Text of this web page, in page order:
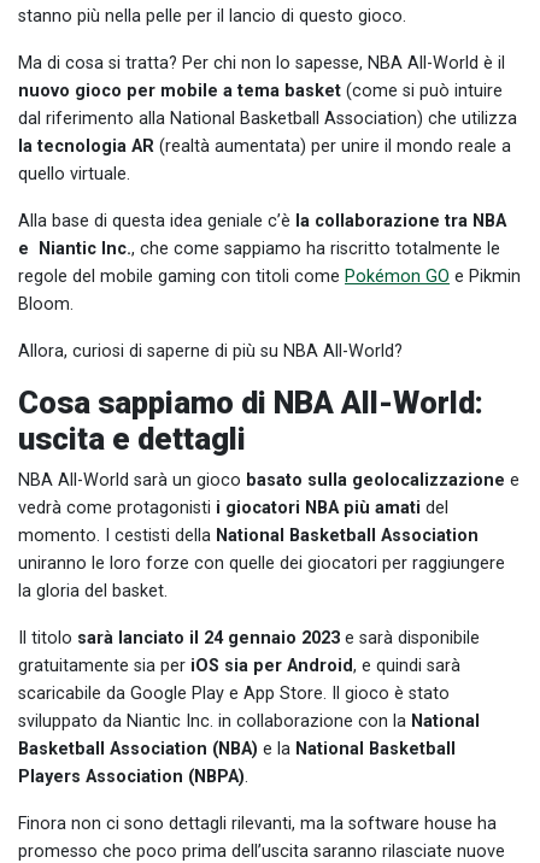
stanno più nella pelle per il lancio di questo gioco.
Ma di cosa si tratta? Per chi non lo sapesse, NBA All-World è il
nuovo gioco per mobile a tema basket (come si può intuire
dal riferimento alla National Basketball Association) che utilizza
la tecnologia AR (realtà aumentata) per unire il mondo reale a
quello virtuale.
Alla base di questa idea geniale c’è la collaborazione tra NBA
e Niantic Inc., che come sappiamo ha riscritto totalmente le
regole del mobile gaming con titoli come Pokémon GO e Pikmin
Bloom.
Allora, curiosi di saperne di più su NBA All-World?
Cosa sappiamo di NBA All-World:
uscita e dettagli
NBA All-World sarà un gioco basato sulla geolocalizzazione e
vedrà come protagonisti i giocatori NBA più amati del
momento. I cestisti della National Basketball Association
uniranno le loro forze con quelle dei giocatori per raggiungere
la gloria del basket.
Il titolo sarà lanciato il 24 gennaio 2023 e sarà disponibile
gratuitamente sia per iOS sia per Android, e quindi sarà
scaricabile da Google Play e App Store. Il gioco è stato
sviluppato da Niantic Inc. in collaborazione con la National
Basketball Association (NBA) e la National Basketball
Players Association (NBPA).
Finora non ci sono dettagli rilevanti, ma la software house ha
promesso che poco prima dell’uscita saranno rilasciate nuove